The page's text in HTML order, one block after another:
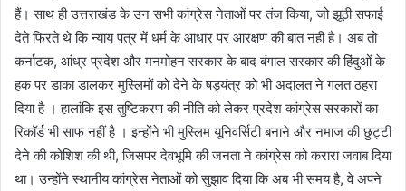
हैं। साथ ही उत्तराखंड के उन सभी कांग्रेस नेताओं पर तंज किया, जो झूठी सफाई
देते फिरते थे कि न्याय पत्र में धर्म के आधार पर आरक्षण की बात नही है। अब तो
कर्नाटक, आंध्र प्रदेश और मनमोहन सरकार के बाद बंगाल सरकार की हिंदुओं के
हक पर डाका डालकर मुस्लिमों को देने के षड्यंत्र को भी अदालत ने गलत ठहरा
दिया है । हालांकि इस तुष्टिकरण की नीति को लेकर प्रदेश कांग्रेस सरकारों का
रिकॉर्ड भी साफ नहीं है । इन्होंने भी मुस्लिम यूनिवर्सिटी बनाने और नमाज की छुट्टी
देने की कोशिश की थी, जिसपर देवभूमि की जनता ने कांग्रेस को करारा जवाब दिया
था। उन्होंने स्थानीय कांग्रेस नेताओं को सुझाव दिया कि अब भी समय है, वे अपने